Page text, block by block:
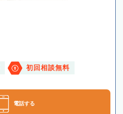
初回相談無料
電話する